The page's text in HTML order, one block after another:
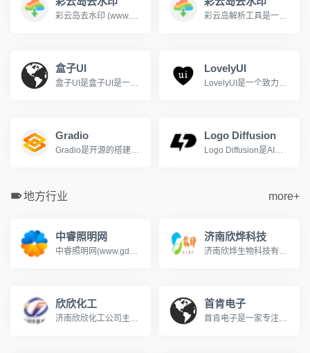
彩云岛去水印 (www.caiyundao123.com) 是一个免费的视频解析网站，支持下载解析抖音，快手，b站(哔哩哔哩)，油管(YouTube)等上百个平台的视频，并自动去除视频水印。 彩云岛解析工具是一款功能强大的视频解析工具，支持全网主流视频网站的无水印视频下载，哔哩哔哩、抖音、快手、小红书、YouTube等平台。用户只需复制视频链接并粘贴到彩云岛解析工具的输入框中，即可一键解析并下载高清无水印的视频资源。
盒子UI
盒子UI是盒子UI是一个专注于用户体验设计的平台.
LovelyUI
LovelyUI是一个致力于智能手机界面设计作品展示的博客网站
Gradio
Gradio是开源的搭建机器学习模型UI界面的Python库
Logo Diffusion
Logo Diffusion是AI驱动的Logo和标志生成工具
地方行业 more+
中睿照明网
中睿照明网(www.gdzrlj.com)提供全方位的照明产业资讯、照明品牌、照明方案、照明技术等信息, 助您实时了解最新照明行业的动态,把握市场信息。
济南欣烨科技
济南欣烨生物科技有限公司是一家集科研，销售N-甲基吡咯烷酮,六水三氯化铁,对苯醌,对苯二酚,2-氟-3-硝基苯甲酸,三苯基膦,氧化苯乙烯,苯乙酮,间苯二甲醚,2-氰基吡嗪,二甲基硫醚,异戊烯醛,异戊烯醇,环戊酮,丙二腈,偶氮二异丁腈,叔丁醇医药中间体,酚醛树脂，氧化苯乙烯,苯乙酮,间苯二甲醚,2-氰基吡嗪,二甲基硫醚,异戊烯醛,异戊烯醇,环戊酮,丙二腈,偶氮二异丁腈,叔丁醇医药中间体,酚醛树脂.
欣欣化工
济南欣欣化工公司主导产品有：生物制药系列，医药中间体，化学溶剂系列，阻燃剂系列，化学试剂系列，颜料燃料系列，橡胶塑料系列，酚醛树脂等系列产品。济南欣烨化工有限公司是一家集科研，销售防黄剂，丁酰肼原药，防黄剂HN-130，防黄剂HN-150，防黄剂,丁酰肼原药,异戊烯醇321,对苯二酚,异戊醇,异戊烯醛,异丙叉丙酮，异丙醚，异己二醇，二甲硫基甲苯二胺，二乙基甲苯二胺.
首肯电子
首肯电子是一家专注品牌风机一站式采购的供应商，销售近万种风机商品，近4000平方仓储，提供快速响应专业而可靠的风机供应链解决方案系德国ebmpapst依必安派特代理&nbsp;经销囊括SUNON建准 ,ADDA协禧,SANYO山洋, NMB美蓓亚, BI-SONIC百瑞,SOKFAN......经营范围：包括直流风机，交流风机，EC风机，轴流风机, 离心风机，横流风机，鼓风机，空调风机，AHU风机等工业风机风扇产品应用于：通风、空调设备、制冷、制热，供暖、电气自动化、变频器、机箱机柜 、电子设备